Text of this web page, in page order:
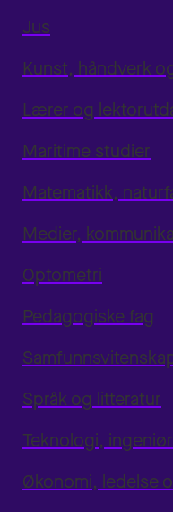
Jus
Kunst, håndverk
Lærer og
Maritime studier
Matematikk,
Medier,
Optometri
Pedagogiske fag
Språk og litteratur
Teknologi,
Økonomi, ledelse